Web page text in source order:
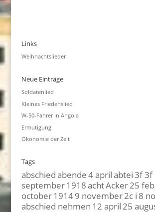
Links
Weihnachtslieder
Neue Einträge
Soldatenlied
Kleines Friedenslied
W-50-Fahrer in Angola
Ermutigung
Ökonomie der Zeit
Tags
abschiedabende4 aprilabtei3f 3f
september1918achtAcker25
october19149 november2c i 8
abschied nehmen 12 april25